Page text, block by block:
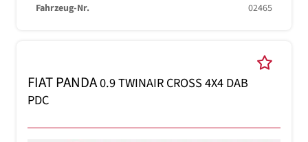
Fahrzeug-Nr. 02465
FIAT PANDA0.9 TWINAIR CROSS 4X4 DAB
PDC